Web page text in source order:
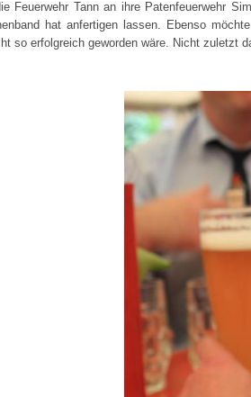
Feuerwehr Tann an ihre Patenfeuerwehr
hat anfertigen lassen. Ebenso
so erfolgreich geworden wäre. Nicht zuletzt